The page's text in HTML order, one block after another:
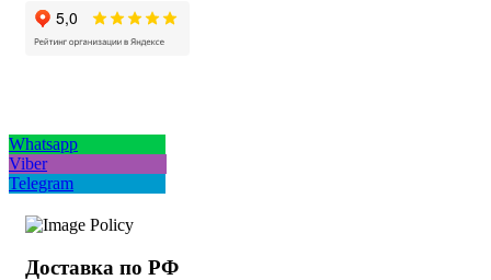
Whatsapp
Viber
Telegram
Доставка по РФ